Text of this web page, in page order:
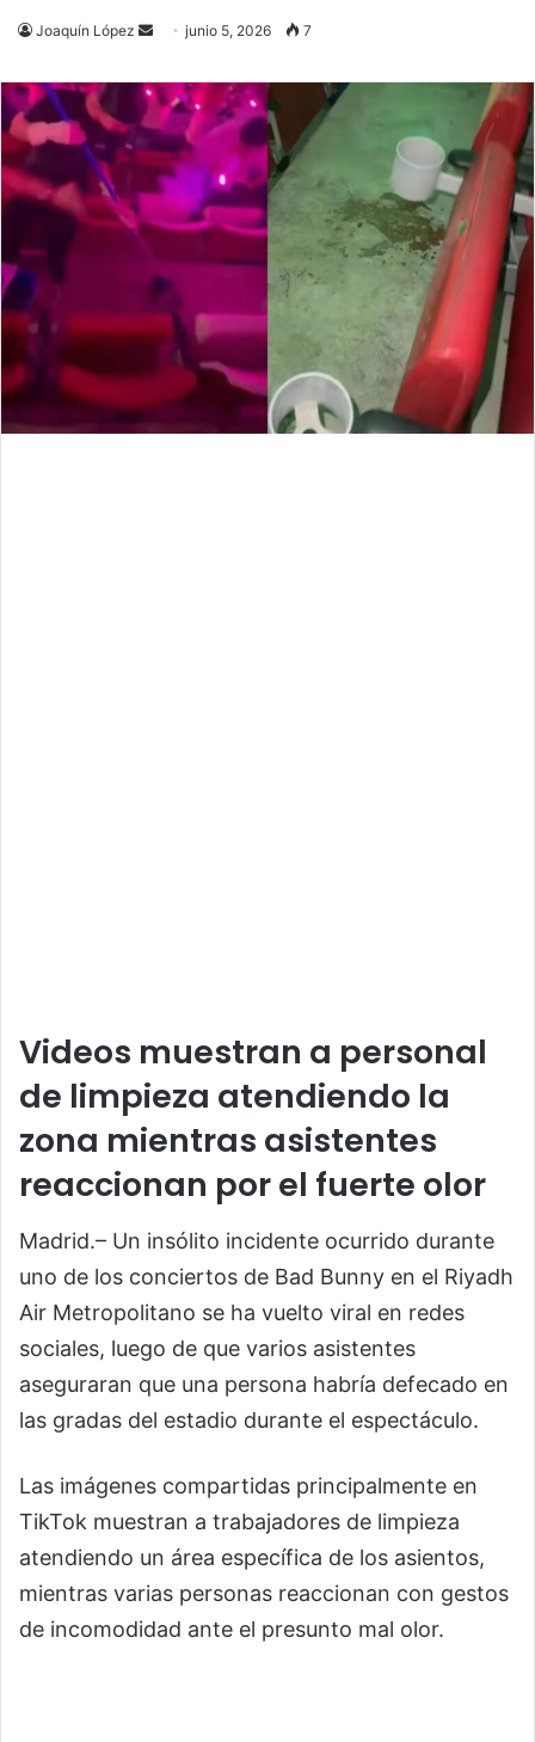
Joaquín López
Send
email
junio 5, 2026 7
Videos muestran a personal
de limpieza atendiendo la
zona mientras asistentes
reaccionan por el fuerte olor
Madrid.– Un insólito incidente ocurrido durante
uno de los conciertos de Bad Bunny en el Riyadh
Air Metropolitano se ha vuelto viral en redes
sociales, luego de que varios asistentes
aseguraran que una persona habría defecado en
las gradas del estadio durante el espectáculo.
Las imágenes compartidas principalmente en
TikTok muestran a trabajadores de limpieza
atendiendo un área específica de los asientos,
mientras varias personas reaccionan con gestos
de incomodidad ante el presunto mal olor.